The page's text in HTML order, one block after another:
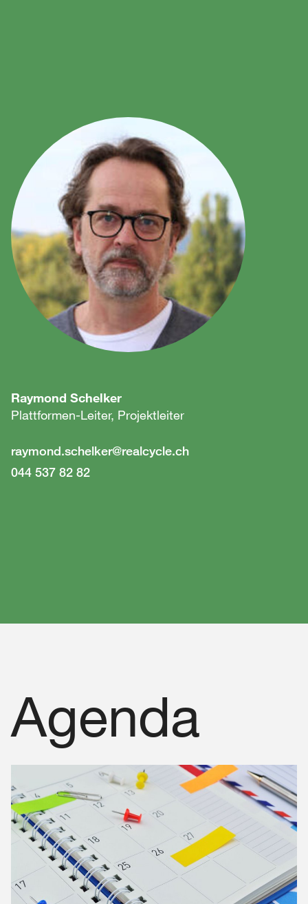
Raymond Schelker
Plattformen-Leiter, Projektleiter
raymond.schelker@realcycle.ch
044 537 82 82
Agenda